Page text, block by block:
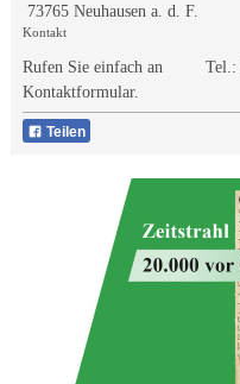
73765 Neuhausen a. d. F.
Kontakt
Rufen Sie einfach an Tel.:
Kontaktformular.
Teilen